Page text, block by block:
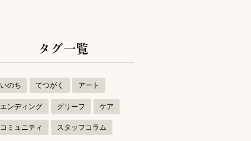
タグ一覧
いのち てつがく アート
エンディング グリーフ ケア
コミュニティ スタッフコラム